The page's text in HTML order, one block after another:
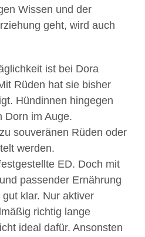
Wissen und der
geht, wird auch
ist bei Dora
Rüden hat sie bisher
Hündinnen hingegen
Dorn im Auge.
souveränen Rüden oder
werden.
ED. Doch mit
passender Ernährung
klar. Nur aktiver
richtig lange
ideal dafür. Ansonsten